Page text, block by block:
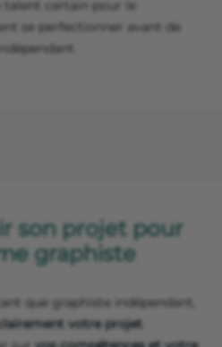
talent certain pour le
se perfectionner avant de
son projet pour
graphiste
que graphiste indépendant,
votre projet